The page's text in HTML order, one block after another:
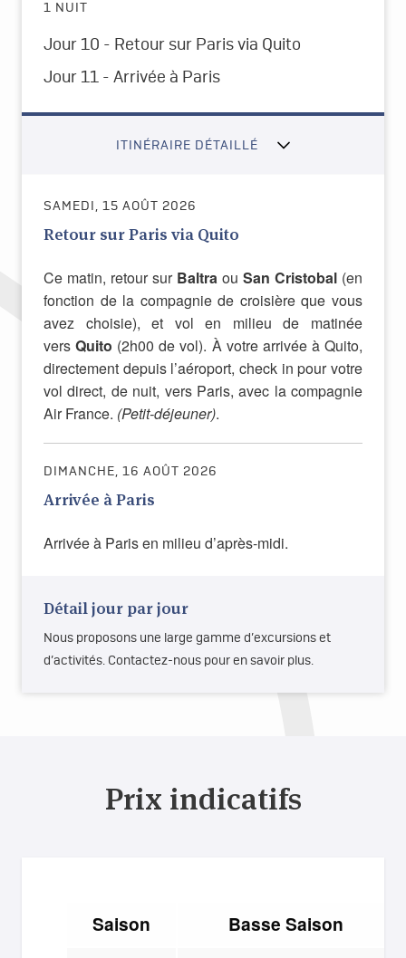
1 NUIT
Jour 10 - Retour sur Paris via Quito
Jour 11 - Arrivée à Paris
ITINÉRAIRE DÉTAILLÉ
SAMEDI, 15 AOÛT 2026
Retour sur Paris via Quito
Ce matin, retour sur Baltra ou San Cristobal (en
fonction de la compagnie de croisière que vous
avez choisie), et vol en milieu de matinée
versQuito (2h00 de vol). À votre arrivée à Quito,
directement depuis l’aéroport, check in pour votre
vol direct, de nuit, vers Paris, avec la compagnie
Air France. (Petit-déjeuner).
DIMANCHE, 16 AOÛT 2026
Arrivée à Paris
Arrivée à Paris en milieu d’après-midi.
Détail jour par jour
Nous proposons une large gamme d’excursions et
d’activités. Contactez-nous pour en savoir plus.
Prix indicatifs
Saison
Basse Saison